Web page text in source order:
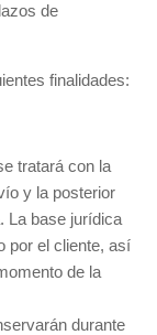
de
finalidades:
tratará con la
y la posterior
La base jurídica
por el cliente, así
de la
durante